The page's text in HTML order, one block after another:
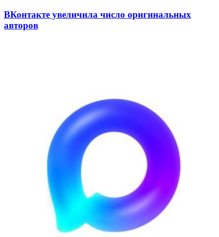
ВКонтакте увеличила число оригинальных
авторов